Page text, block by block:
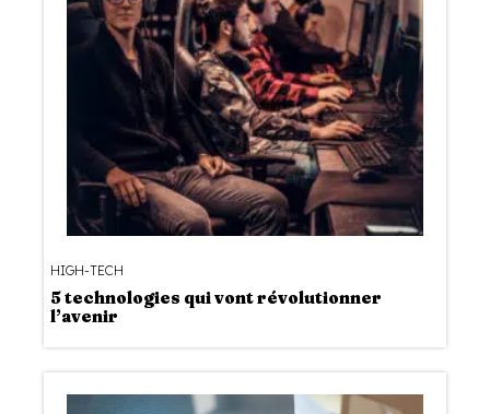
HIGH-TECH
5 technologies qui vont révolutionner
l’avenir